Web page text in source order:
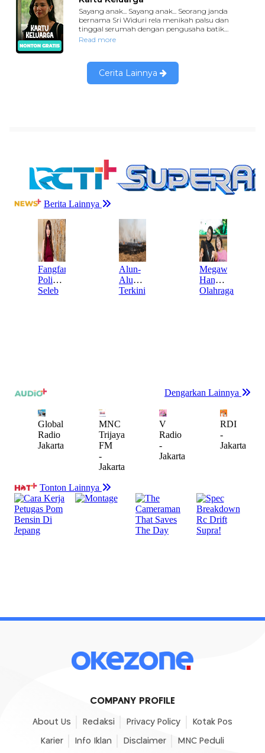
COMPANY PROFILE
About Us Redaksi Privacy Policy Kotak Pos
Karier Info Iklan Disclaimer MNC Peduli